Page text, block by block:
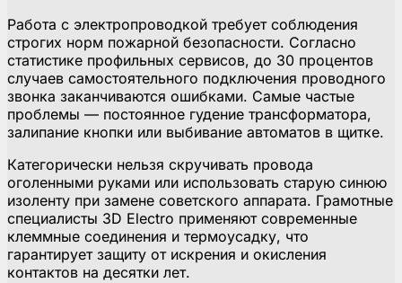
Работа с электропроводкой требует соблюдения
строгих норм пожарной безопасности. Согласно
статистике профильных сервисов, до 30 процентов
случаев самостоятельного подключения проводного
звонка заканчиваются ошибками. Самые частые
проблемы — постоянное гудение трансформатора,
залипание кнопки или выбивание автоматов в щитке.
Категорически нельзя скручивать провода
оголенными руками или использовать старую синюю
изоленту при замене советского аппарата. Грамотные
специалисты 3D Electro применяют современные
клеммные соединения и термоусадку, что
гарантирует защиту от искрения и окисления
контактов на десятки лет.